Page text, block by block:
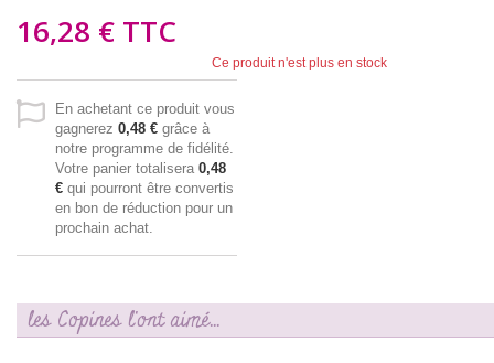
16,28 € TTC
Ce produit n'est plus en stock
En achetant ce produit vous
gagnerez 0,48 € grâce à
notre programme de fidélité.
Votre panier totalisera 0,48
€ qui pourront être convertis
en bon de réduction pour un
prochain achat.
les Copines l'ont aimé...